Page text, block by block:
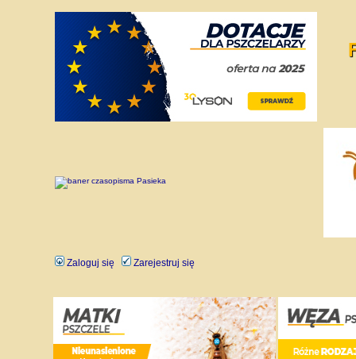
Zaloguj się Zarejestruj się